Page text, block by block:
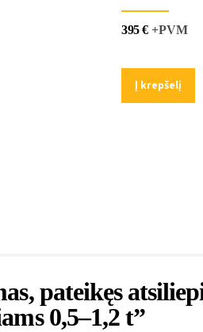
395€+PVM
Į krepšelį
pateikęs
0,5–1,2 t”